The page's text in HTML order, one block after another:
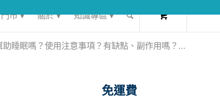
門市 ▾ 關於 ▾ 知識專區 ▾
助睡眠嗎？使用注意事項？有缺點、副作用嗎？...
免運費